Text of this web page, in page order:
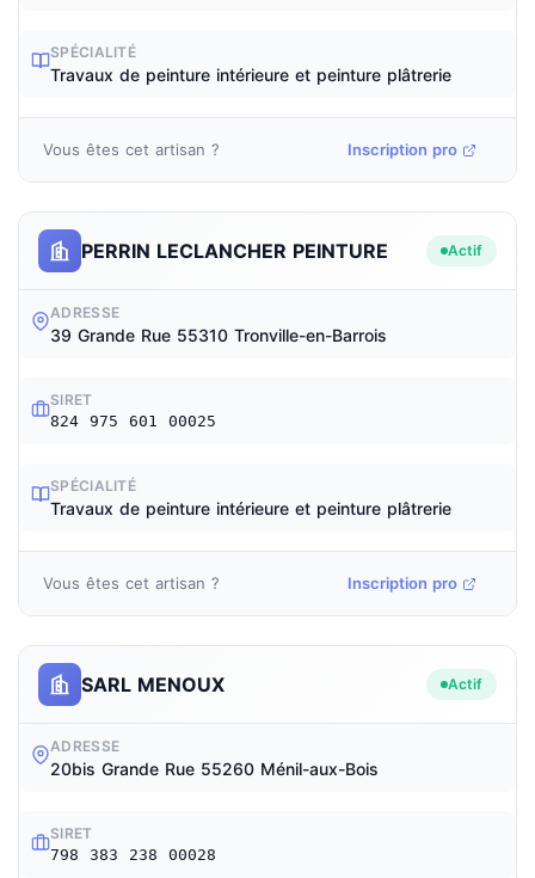
SPÉCIALITÉ
Travaux de peinture intérieure et peinture plâtrerie
Vous êtes cet artisan ? Inscription pro
PERRIN LECLANCHER PEINTURE Actif
ADRESSE
39 Grande Rue 55310 Tronville-en-Barrois
SIRET
824 975 601 00025
SPÉCIALITÉ
Travaux de peinture intérieure et peinture plâtrerie
Vous êtes cet artisan ? Inscription pro
SARL MENOUX Actif
ADRESSE
20bis Grande Rue 55260 Ménil-aux-Bois
SIRET
798 383 238 00028